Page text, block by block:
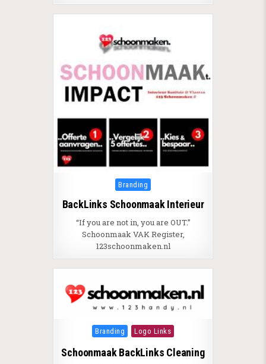
Posted in
Branding
BackLinks Schoonmaak Interieur
“If you are not in, you are OUT.”
Schoonmaak VAK Register,
123schoonmaken.nl
Posted in
Branding Logo Links
Schoonmaak BackLinks Cleaning